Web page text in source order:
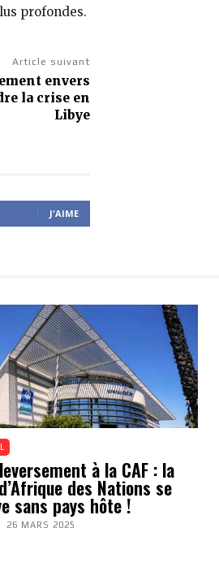
profondes.
Article suivant
envers
la crise en
Libye
J'AIME
à la CAF : la
des Nations se
sans pays hôte !
26 MARS 2025